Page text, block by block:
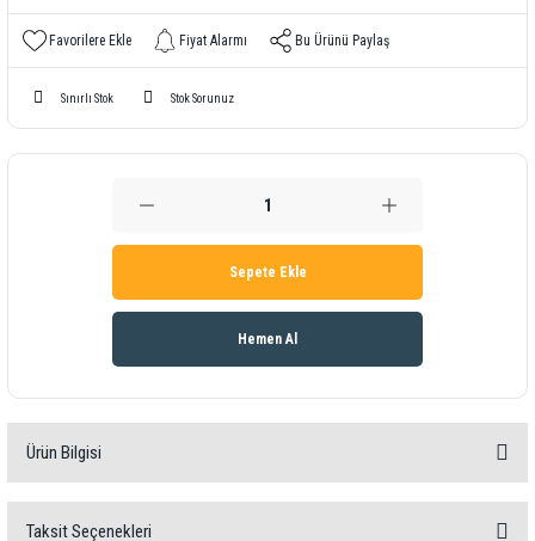
Fiyat Alarmı Bu Ürünü Paylaş
Sınırlı Stok Stok Sorunuz
Sepete Ekle
Hemen Al
Ürün Bilgisi
Ürün bilgisi
Taksit Seçenekleri